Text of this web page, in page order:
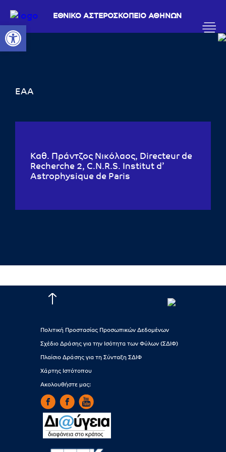
Ανοίξτε τη γραμμή εργαλείων
ΕΘΝΙΚΟ ΑΣΤΕΡΟΣΚΟΠΕΙΟ ΑΘΗΝΩΝ
ΕΑΑ
Καθ. Πράντζος Νικόλαος, Directeur de
Recherche 2, C.N.R.S. Institut d’
Astrophysique de Paris
Πολιτική Προστασίας Προσωπικών Δεδομένων
Σχέδιο Δράσης για την Ισότητα των Φύλων (ΣΔΙΦ)
Πλαίσιο Δράσης για τη Σύνταξη ΣΔΙΦ
Χάρτης Ιστότοπου
Ακολουθήστε μας: